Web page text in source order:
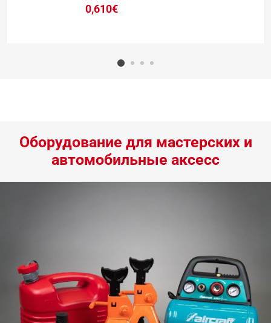
0,610€
Оборудование для мастерских и
автомобильные аксесс